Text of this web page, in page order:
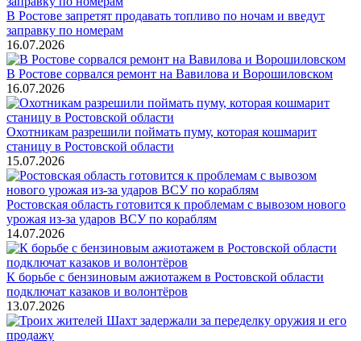
В Ростове запретят продавать топливо по ночам и введут
заправку по номерам
16.07.2026
В Ростове сорвался ремонт на Вавилова и Ворошиловском
16.07.2026
Охотникам разрешили поймать пуму, которая кошмарит
станицу в Ростовской области
15.07.2026
Ростовская область готовится к проблемам с вывозом нового
урожая из-за ударов ВСУ по кораблям
14.07.2026
К борьбе с бензиновым ажиотажем в Ростовской области
подключат казаков и волонтёров
13.07.2026